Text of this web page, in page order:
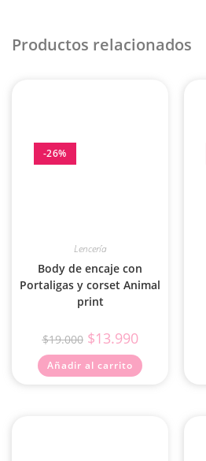
Productos relacionados
-26%
Lencería
Body de encaje con
Portaligas y corset Animal
print
$19.000 $13.990
Añadir al carrito